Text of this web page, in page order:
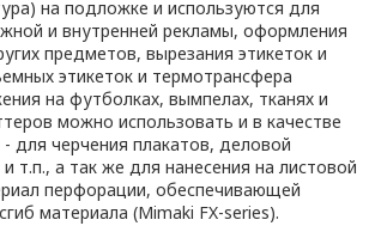
на подложке и используются для
и внутренней рекламы, оформления
предметов, вырезания этикеток и
этикеток и термотрансфера
на футболках, вымпелах, тканях и
можно использовать и в качестве
для черчения плакатов, деловой
т.п., а так же для нанесения на листовой
перфорации, обеспечивающей
материала (Mimaki FX-series).